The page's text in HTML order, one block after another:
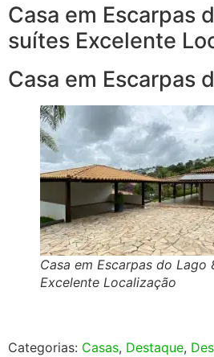
Casa em Escarpas
suítes Excelente
Casa em Escarpas
Casa em Escarpas do Lago
Excelente Localização
Categorias: Casas, Destaque,